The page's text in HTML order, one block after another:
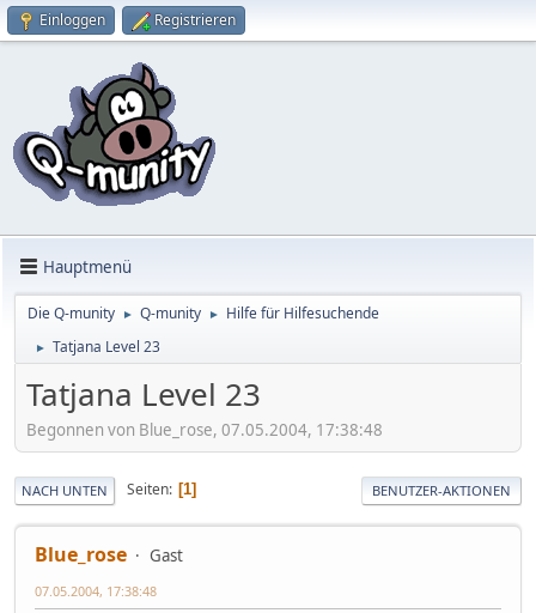
Einloggen Registrieren
Hauptmenü
Die Q-munity ► Q-munity ► Hilfe für Hilfesuchende
► Tatjana Level 23
Tatjana Level 23
Begonnen von Blue_rose, 07.05.2004, 17:38:48
NACH UNTEN Seiten 1 BENUTZER-AKTIONEN
Blue_rose Gast
07.05.2004, 17:38:48